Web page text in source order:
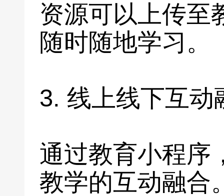
资源可以上传至
随时随地学习。
3. 线上线下互动
通过教育小程序
教学的互动融合